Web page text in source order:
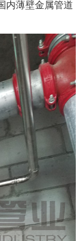
内薄壁金属管道